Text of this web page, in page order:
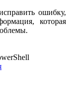
ошибку,
которая